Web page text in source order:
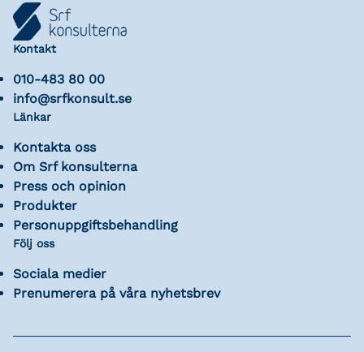
Kontakt
010-483 80 00
info@srfkonsult.se
Länkar
Kontakta oss
Om Srf konsulterna
Press och opinion
Produkter
Personuppgiftsbehandling
Följ oss
Sociala medier
Prenumerera på våra nyhetsbrev